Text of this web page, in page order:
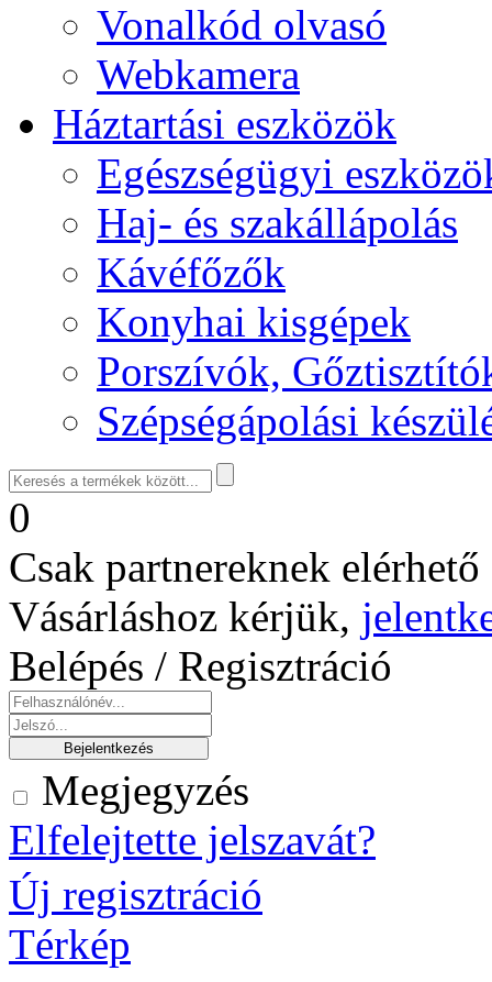
Vonalkód olvasó
Webkamera
Háztartási eszközök
Egészségügyi
Haj- és szakállápolás
Kávéfőzők
Konyhai kisgépek
Porszívók,
Szépségápolási
0
Csak partnereknek
Vásárláshoz kérjük,
Belépés / Regisztráció
Megjegyzés
Elfelejtette jelszavát?
Új regisztráció
Térkép